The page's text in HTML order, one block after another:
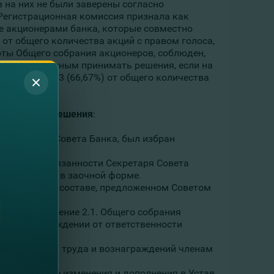
них не были заверены согласно
комиссия признала как
акционерами банка, которые совместно
от общего количества акций с правом голоса,
Общего собрания акционеров, соблюден,
правомочным принимать решения, если на
более 2/3 (66,67%) от общего количества
решения:
Совета Банка, был избран
форме.
обязанности Секретаря Совета
акционеров в заочной форме.
комиссия в составе, предложенном Советом
отмену решение 2.1. Общего собрания
об освобождении от ответственности
оплаты труда и вознаграждений членам